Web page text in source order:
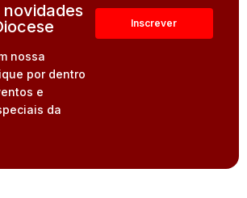
novidades
nossa
por dentro
e
da